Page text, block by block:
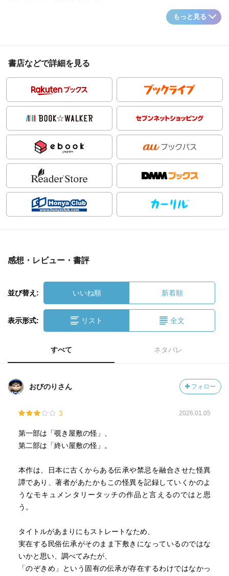
もっと見る
書店などで詳細を見る
感想・レビュー・書評
並び替え: いいね順 新着順
表示形式: リスト 全文
すべて ネタバレ
おびのりさん フォロー
3 2026.01.05
第一部は「覗き屋敷の怪」、
第二部は「終い屋敷の怪」。
本作は、日本に古くからある伝承や禁忌を融合させた怪異
譚であり、著者があたかもこの怪異を記録していくかのよ
うなモキュメンタリータッチの作品と言えるのではと思
う。
タイトルがあまりにもストレートなため、
実在する民俗伝承がそのまま下敷きになっているのではな
いかと思い、調べてみたが、
「のぞきめ」という固有の伝承が存在するわけではなかっ